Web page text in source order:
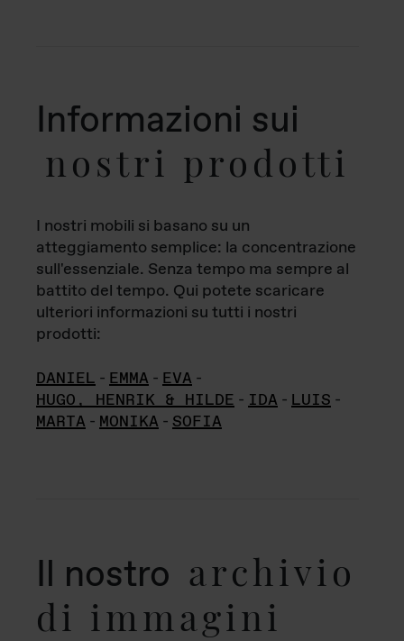
Informazioni sui
nostri prodotti
I nostri mobili si basano su un
atteggiamento semplice: la concentrazione
sull'essenziale. Senza tempo ma sempre al
battito del tempo. Qui potete scaricare
ulteriori informazioni su tutti i nostri
prodotti:
DANIEL - EMMA - EVA -
HUGO, HENRIK & HILDE - IDA - LUIS -
MARTA - MONIKA - SOFIA
Il nostro archivio
di immagini